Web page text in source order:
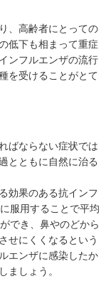
、高齢者にとっての
低下も相まって重症
ンフルエンザの流行
を受けることがとて
ばならない症状では
とともに自然に治る
効果のある抗インフ
服用することで平均
でき、鼻やのどから
せにくくなるという
エンザに感染したか
ましょう。